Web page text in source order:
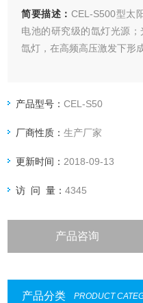
简要描述：CEL-S500型太
电池的研究级的氙灯光源
氙灯，在高频高压激发下形
产品型号：CEL-S50
厂商性质：生产厂家
更新时间： 2018-09-13
访 问 量：4345
产品咨询
产品分类 PRODUCT